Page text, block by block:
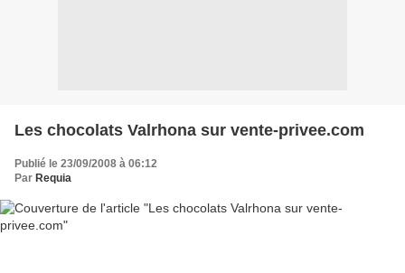
Les chocolats Valrhona sur vente-privee.com
Publié le 23/09/2008 à 06:12
Par Requia